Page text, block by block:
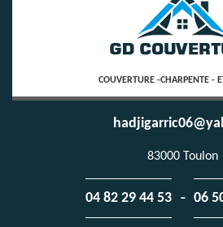
COUVERTURE -CHARPENTE -
83000 Toulon
04 82 29 44 53 - 06